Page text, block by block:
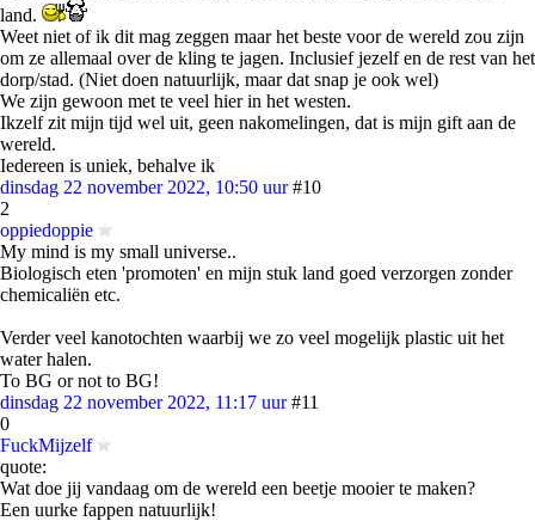
land.
Weet niet of ik dit mag zeggen maar het beste voor de wereld zou zijn
om ze allemaal over de kling te jagen. Inclusief jezelf en de rest van het
dorp/stad. (Niet doen natuurlijk, maar dat snap je ook wel)
We zijn gewoon met te veel hier in het westen.
Ikzelf zit mijn tijd wel uit, geen nakomelingen, dat is mijn gift aan de
wereld.
Iedereen is uniek, behalve ik
dinsdag 22 november 2022, 10:50 uur #10
2
oppiedoppie
My mind is my small universe..
Biologisch eten 'promoten' en mijn stuk land goed verzorgen zonder
chemicaliën etc.
Verder veel kanotochten waarbij we zo veel mogelijk plastic uit het
water halen.
To BG or not to BG!
dinsdag 22 november 2022, 11:17 uur #11
0
FuckMijzelf
quote:
Wat doe jij vandaag om de wereld een beetje mooier te maken?
Een uurke fappen natuurlijk!